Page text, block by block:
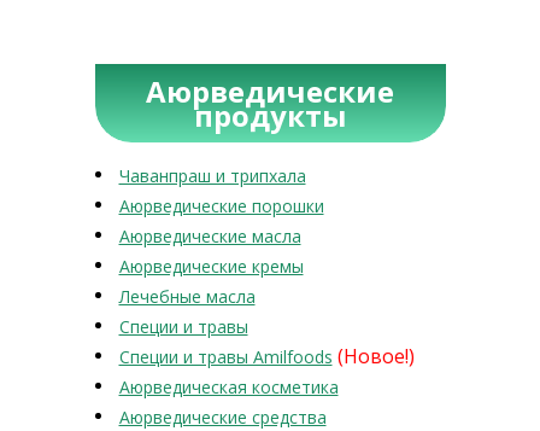
Аюрведические
продукты
Чаванпраш и трипхала
Аюрведические порошки
Аюрведические масла
Аюрведические кремы
Лечебные масла
Специи и травы
Специи и травы Amilfoods (Новое!)
Аюрведическая косметика
Аюрведические средства